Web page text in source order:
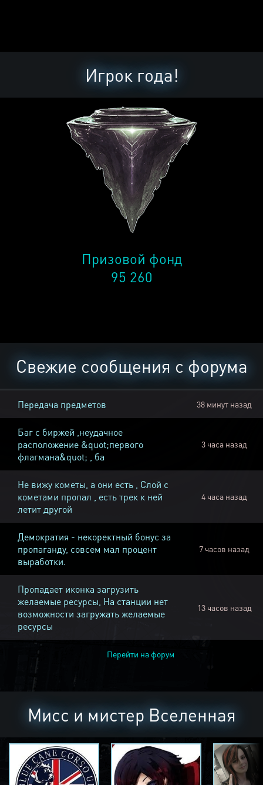
Игрок года!
Призовой фонд
95 260
Свежие сообщения с форума
Передача предметов 38 минут назад
Баг с биржей ,неудачное
расположение &quot;первого
флагмана&quot; , ба
3 часа назад
Не вижу кометы, а они есть , Слой с
кометами пропал , есть трек к ней
летит другой
4 часа назад
Демократия - некоректный бонус за
пропаганду, совсем мал процент
выработки.
7 часов назад
Пропадает иконка загрузить
желаемые ресурсы, На станции нет
возможности загружать желаемые
ресурсы
13 часов назад
Перейти на форум
Мисс и мистер Вселенная